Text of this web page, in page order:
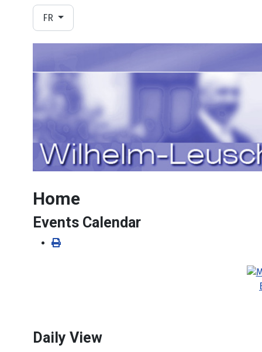
Sélectionnez votre langue
FR
Home
Events Calendar
Daily View